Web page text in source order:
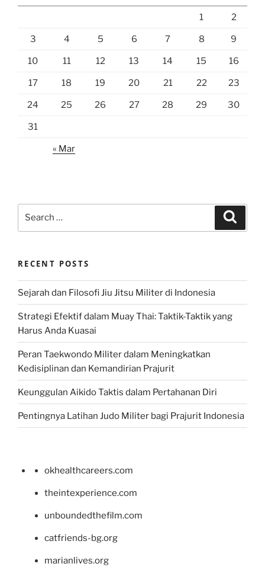
1 2
3 4 5 6 7 8 9
10 11 12 13 14 15 16
17 18 19 20 21 22 23
24 25 26 27 28 29 30
31
« Mar
RECENT POSTS
Sejarah dan Filosofi Jiu Jitsu Militer di Indonesia
Strategi Efektif dalam Muay Thai: Taktik-Taktik yang
Harus Anda Kuasai
Peran Taekwondo Militer dalam Meningkatkan
Kedisiplinan dan Kemandirian Prajurit
Keunggulan Aikido Taktis dalam Pertahanan Diri
Pentingnya Latihan Judo Militer bagi Prajurit Indonesia
okhealthcareers.com
theintexperience.com
unboundedthefilm.com
catfriends-bg.org
marianlives.org